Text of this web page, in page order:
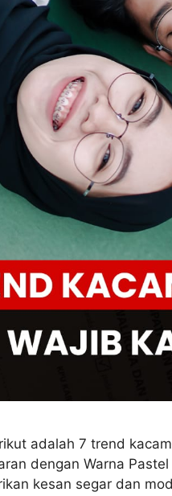
adalah 7 trend
dengan Warna
kesan segar dan